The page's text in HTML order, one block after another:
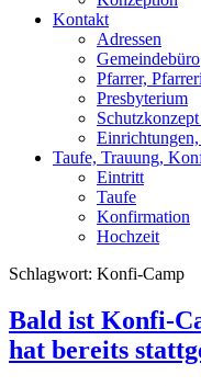
Kontakt
Adressen
Gemeindebüro
Pfarrer,
Presbyterium
Einrichtungen,
Taufe, Trauung,
Eintritt
Taufe
Konfirmation
Hochzeit
Schlagwort: Konfi-Camp
Bald ist Konfi-
hat bereits